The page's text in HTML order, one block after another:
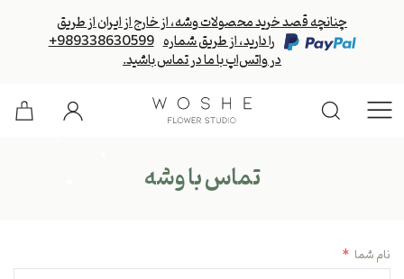
چنانچه قصد خرید محصولات وشه، از خارج از ایران از طریق
را دارید، از طریق شماره +989338630599
در واتس‌اپ با ما در تماس باشید.
تماس با وشه
نام شما *